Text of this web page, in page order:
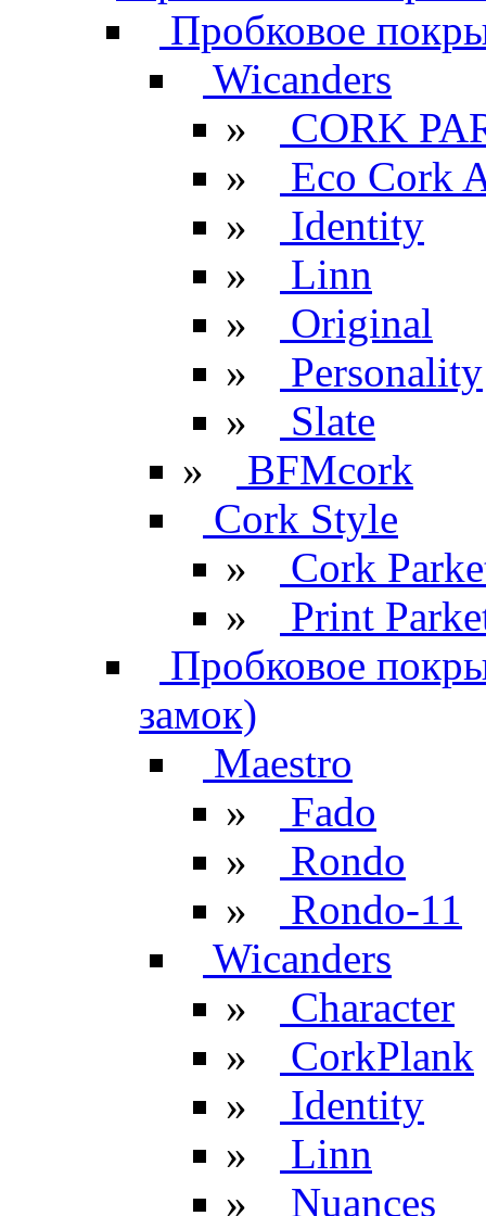
Пробковое
Wicanders
»
CORK
»
Eco Cork
»
Identity
»
Linn
»
Original
»
Personality
»
Slate
»
BFMcork
Cork Style
»
Cork
»
Print
Пробковое
замок)
Maestro
»
Fado
»
Rondo
»
Rondo-11
Wicanders
»
Character
»
CorkPlank
»
Identity
»
Linn
»
Nuances